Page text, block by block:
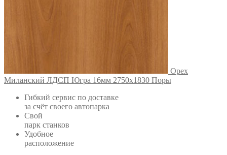
Орех
Миланский ЛДСП Югра 16мм 2750х1830 Поры
Гибкий сервис по доставке
за счёт своего автопарка
Свой
парк станков
Удобное
расположение